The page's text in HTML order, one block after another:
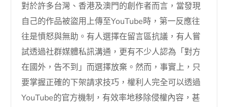
對於許多台灣、香港及澳門的創作者而言，當發現
自己的作品被盜用上傳至YouTube時，第一反應往
往是憤怒與無助。有人選擇在留言區抗議，有人嘗
試透過社群媒體私訊溝通，更有不少人認為「對方
在國外，告不到」而選擇放棄。然而，事實上，只
要掌握正確的下架請求技巧，權利人完全可以透過
YouTube的官方機制，有效率地移除侵權內容，甚